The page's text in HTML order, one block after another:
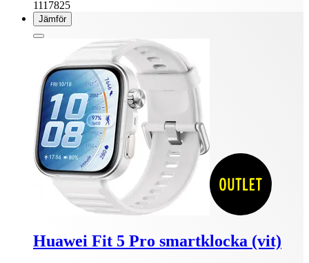
1117825
Jämför
Huawei Fit 5 Pro smartklocka (vit)